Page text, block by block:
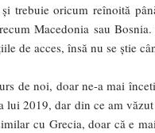
trebuie oricum reînoită
Macedonia sau
de acces, însă nu se știe
de noi, doar ne-a mai
2019, dar din ce am
cu Grecia, doar că e